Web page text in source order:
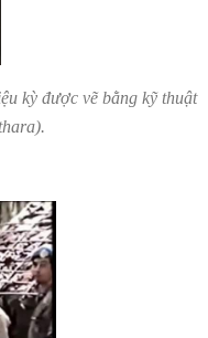
kỳ được vẽ bằng kỹ thuật